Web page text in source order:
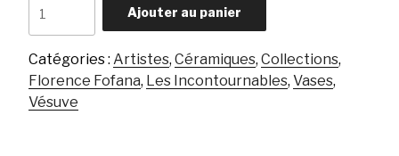
de
Ajouter au panier
Catégories : Artistes, Céramiques, Collections,
Florence Fofana, Les Incontournables, Vases,
Vésuve